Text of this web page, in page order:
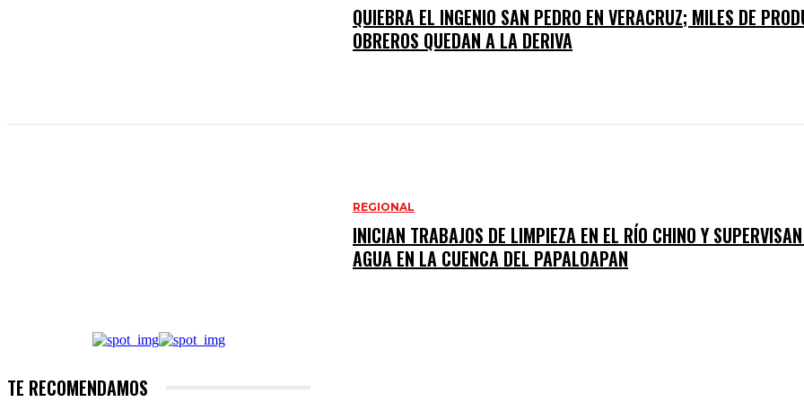
QUIEBRA EL INGENIO SAN PEDRO EN VERACRUZ; MILES DE
OBREROS QUEDAN A LA DERIVA
REGIONAL
INICIAN TRABAJOS DE LIMPIEZA EN EL RÍO CHINO Y
AGUA EN LA CUENCA DEL PAPALOAPAN
TE RECOMENDAMOS